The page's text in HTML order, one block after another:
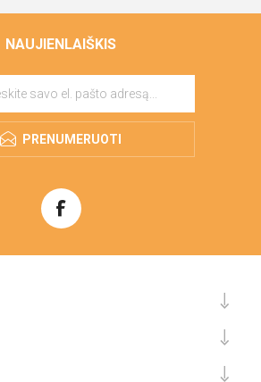
NAUJIENLAIŠKIS
PRENUMERUOTI